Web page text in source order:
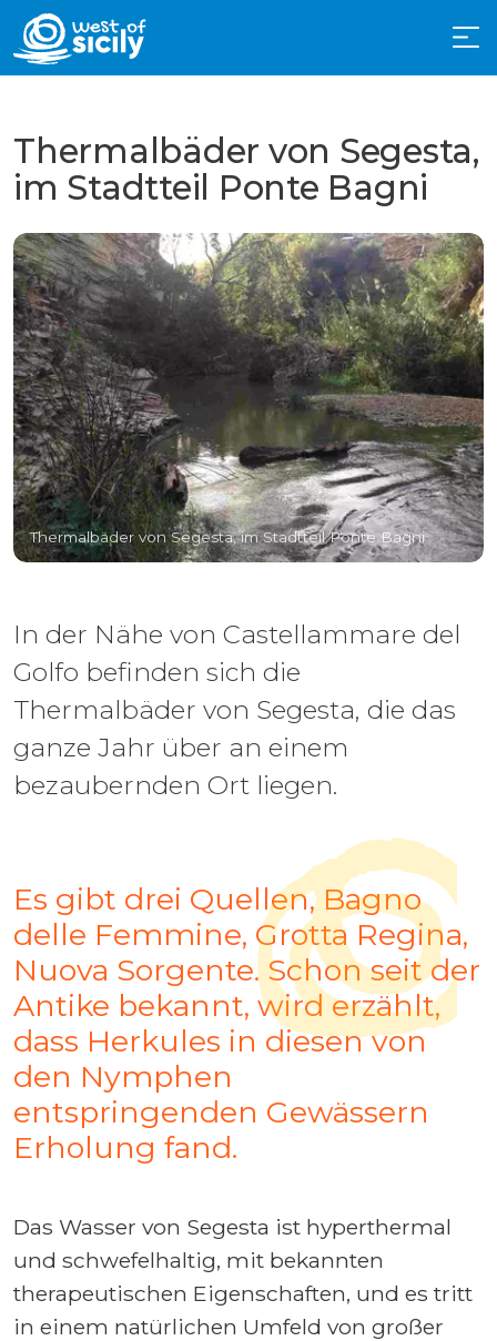
Thermalbäder von Segesta,
im Stadtteil Ponte Bagni
Thermalbäder von Segesta, im Stadtteil Ponte Bagni
In der Nähe von Castellammare del
Golfo befinden sich die
Thermalbäder von Segesta, die das
ganze Jahr über an einem
bezaubernden Ort liegen.
Es gibt drei Quellen, Bagno
delle Femmine, Grotta Regina,
Nuova Sorgente. Schon seit der
Antike bekannt, wird erzählt,
dass Herkules in diesen von
den Nymphen
entspringenden Gewässern
Erholung fand.
Das Wasser von Segesta ist hyperthermal
und schwefelhaltig, mit bekannten
therapeutischen Eigenschaften, und es tritt
in einem natürlichen Umfeld von großer